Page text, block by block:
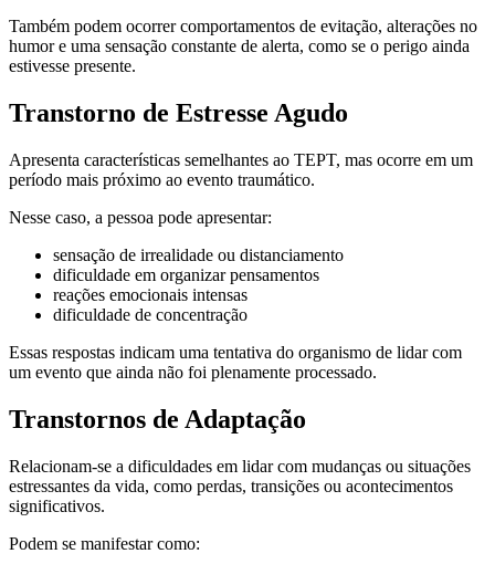
Também podem ocorrer comportamentos de evitação, alterações no
humor e uma sensação constante de alerta, como se o perigo ainda
estivesse presente.
Transtorno de Estresse Agudo
Apresenta características semelhantes ao TEPT, mas ocorre em um
período mais próximo ao evento traumático.
Nesse caso, a pessoa pode apresentar:
sensação de irrealidade ou distanciamento
dificuldade em organizar pensamentos
reações emocionais intensas
dificuldade de concentração
Essas respostas indicam uma tentativa do organismo de lidar com
um evento que ainda não foi plenamente processado.
Transtornos de Adaptação
Relacionam-se a dificuldades em lidar com mudanças ou situações
estressantes da vida, como perdas, transições ou acontecimentos
significativos.
Podem se manifestar como: